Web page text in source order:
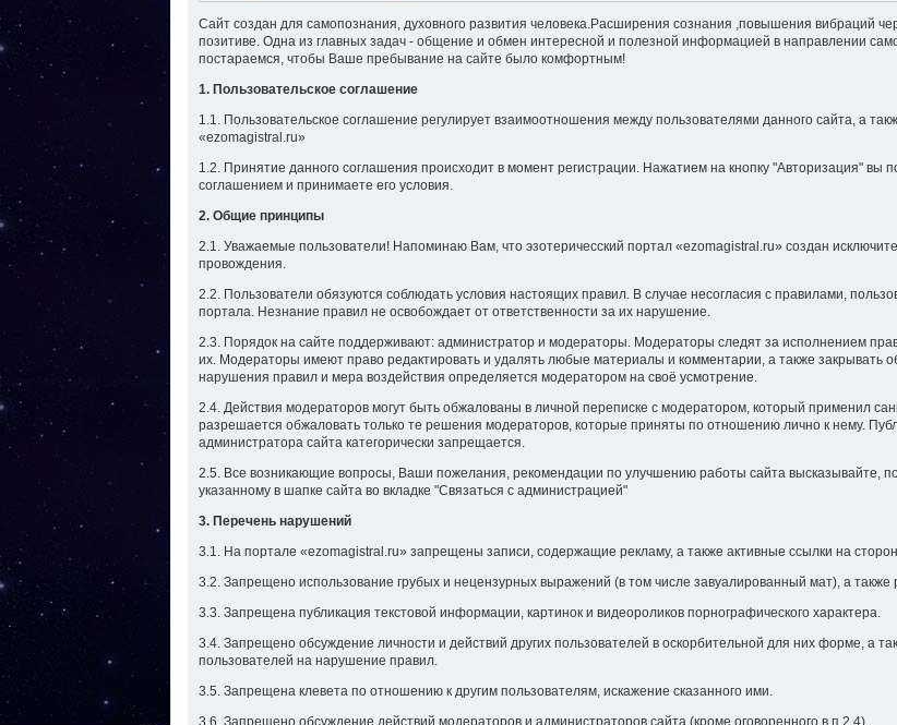
Сайт создан для самопознания, духовного развития человека.Расширения сознания ,повышения вибраций
позитиве. Одна из главных задач - общение и обмен интересной и полезной информацией в направлении
постараемся, чтобы Ваше пребывание на сайте было комфортным!
1. Пользовательское соглашение
1.1. Пользовательское соглашение регулирует взаимоотношения между пользователями данного сайта, а
«ezomagistral.ru»
1.2. Принятие данного соглашения происходит в момент регистрации. Нажатием на кнопку "Авторизация" вы
соглашением и принимаете его условия.
2. Общие принципы
2.1. Уважаемые пользователи! Напоминаю Вам, что эзотеричесский портал «ezomagistral.ru» создан
провождения.
2.2. Пользователи обязуются соблюдать условия настоящих правил. В случае несогласия с правилами,
портала. Незнание правил не освобождает от ответственности за их нарушение.
2.3. Порядок на сайте поддерживают: администратор и модераторы. Модераторы следят за исполнением
их. Модераторы имеют право редактировать и удалять любые материалы и комментарии, а также закрывать
нарушения правил и мера воздействия определяется модератором на своё усмотрение.
2.4. Действия модераторов могут быть обжалованы в личной переписке с модератором, который применил
разрешается обжаловать только те решения модераторов, которые приняты по отношению лично к нему.
администратора сайта категорически запрещается.
2.5. Все возникающие вопросы, Ваши пожелания, рекомендации по улучшению работы сайта высказывайте,
указанному в шапке сайта во вкладке "Связаться с администрацией"
3. Перечень нарушений
3.1. На портале «ezomagistral.ru» запрещены записи, содержащие рекламу, а также активные ссылки на
3.2. Запрещено использование грубых и нецензурных выражений (в том числе завуалированный мат), а также
3.3. Запрещена публикация текстовой информации, картинок и видеороликов порнографического характера.
3.4. Запрещено обсуждение личности и действий других пользователей в оскорбительной для них форме, а
пользователей на нарушение правил.
3.5. Запрещена клевета по отношению к другим пользователям, искажение сказанного ими.
3.6. Запрещено обсуждение действий модераторов и администраторов сайта (кроме оговоренного в п.2.4).